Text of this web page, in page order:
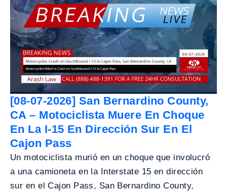
[08-07-2026] San Bernardino County,
CA – Motociclista Muere En Choque
En La I-15 En Dirección Sur En El
Cajon Pass
Un motociclista murió en un choque que involucró
a una camioneta en la Interstate 15 en dirección
sur en el Cajon Pass, San Bernardino County,